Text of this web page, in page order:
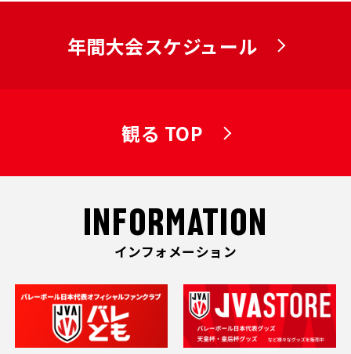
年間大会スケジュール
観る TOP
INFORMATION
インフォメーション